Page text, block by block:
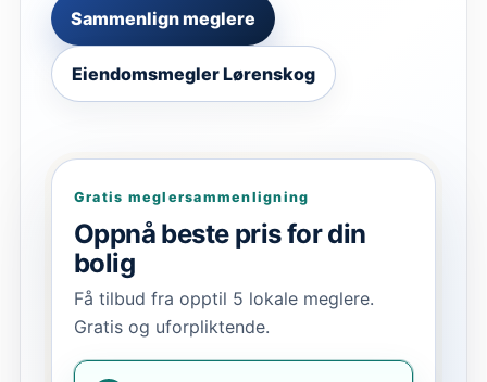
Sammenlign meglere
Eiendomsmegler Lørenskog
Gratis meglersammenligning
Oppnå beste pris for din
bolig
Få tilbud fra opptil 5 lokale meglere.
Gratis og uforpliktende.